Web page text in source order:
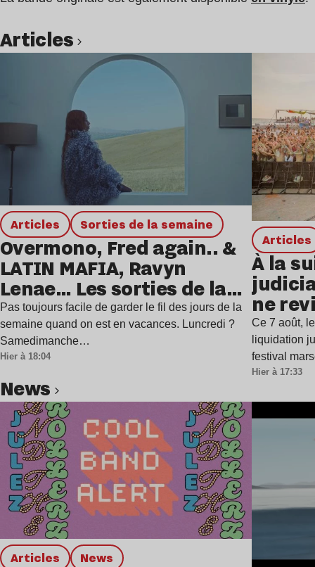
Articles
Articles Sorties de la semaine
Overmono, Fred again.. &
LATIN MAFIA, Ravyn
Lenae… Les sorties de la
semaine
Pas toujours facile de garder le fil des jours de la
semaine quand on est en vacances. Luncredi ?
Samedimanche…
Hier à 18:04
Articles
À la
ne
Ce 7 août,
liquidation
festival
Hier à 17:33
news
Articles news
Lire l’article